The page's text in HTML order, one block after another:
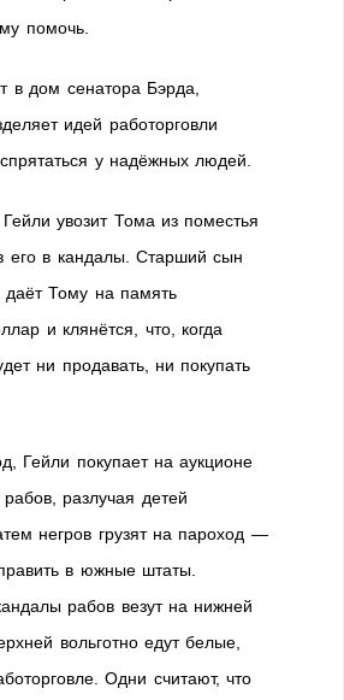
помочь.
в дом сенатора Бэрда,
идей работорговли
у надёжных людей.
увозит Тома из поместья
его в кандалы. Старший сын
Тому на память
и клянётся, что, когда
ни продавать, ни покупать
Гейли покупает на аукционе
разлучая детей
негров грузят на пароход —
в южные штаты.
рабов везут на нижней
вольготно едут белые,
Одни считают, что